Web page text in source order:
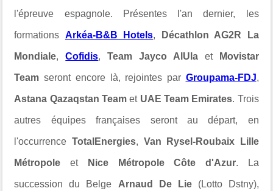
l'épreuve espagnole. Présentes l'an dernier, les
formations Arkéa-B&B Hotels, Décathlon AG2R La
Mondiale,Cofidis,Team Jayco AlUlaet Movistar
Team seront encore là, rejointes par Groupama-FDJ,
Astana Qazaqstan Team et UAE Team Emirates. Trois
autres équipes françaises seront au départ, en
l'occurrence TotalEnergies, Van Rysel-Roubaix Lille
Métropole et Nice Métropole Côte d'Azur. La
succession du Belge Arnaud De Lie (Lotto Dstny),